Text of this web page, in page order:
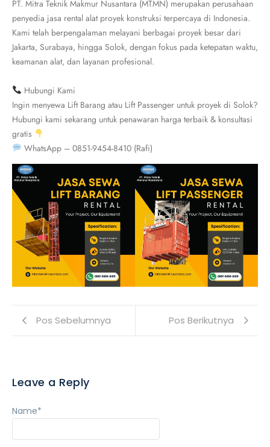
PT. Mitra Teknik Makmur Nusantara (MTMN) merupakan perusahaan
penyedia jasa rental alat proyek konstruksi terpercaya di Indonesia.
Kami telah berpengalaman melayani berbagai proyek besar dari
Jakarta, Surabaya, hingga Solok, dengan fokus pada ketepatan waktu,
keamanan alat, dan layanan profesional.
Hubungi Kami
Ingin menyewa Lift Barang atau Lift Passenger untuk proyek di Solok?
Hubungi kami sekarang untuk penawaran harga terbaik & konsultasi
gratis
WhatsApp – 0851-9454-8410 (Rafi)
Pos Sebelumnya Pos Berikutnya
Leave a Reply
Name*